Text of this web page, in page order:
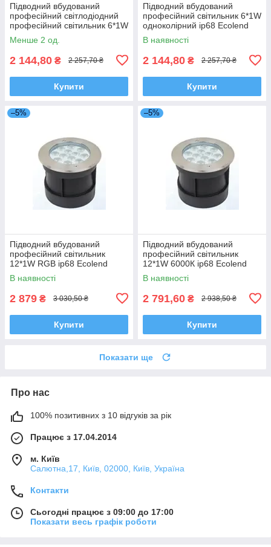
Підводний вбудований
професійний світлодіодний
професійний світильник 6*1W
синій IP68 Ecolend
Менше 2 од.
2 144,80 ₴ 2 257,70 ₴
Купити
Підводний вбудований
професійний світильник 6*1W
одноколірний ip68 Ecolend
В наявності
2 144,80 ₴ 2 257,70 ₴
Купити
–5%
Підводний вбудований
професійний світильник
12*1W RGB ip68 Ecolend
В наявності
2 879 ₴ 3 030,50 ₴
Купити
–5%
Підводний вбудований
професійний світильник
12*1W 6000К ip68 Ecolend
В наявності
2 791,60 ₴ 2 938,50 ₴
Купити
Показати ще
Про нас
100% позитивних з 10 відгуків за рік
Працює з 17.04.2014
м. Київ
Салютна,17, Київ, 02000, Київ, Україна
Контакти
Сьогодні працює з 09:00 до 17:00
Показати весь графік роботи